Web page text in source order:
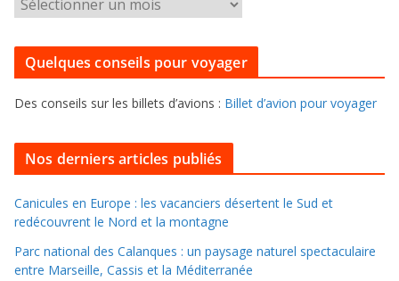
e
s
o
u
o
l
l
e
r
d
Quelques conseils pour voyager
Des conseils sur les billets d’avions : Billet d’avion pour voyager
Nos derniers articles publiés
Canicules en Europe : les vacanciers désertent le Sud et
redécouvrent le Nord et la montagne
Parc national des Calanques : un paysage naturel spectaculaire
entre Marseille, Cassis et la Méditerranée